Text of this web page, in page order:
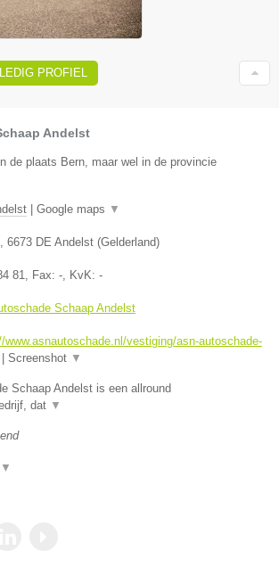
PROFIEL
Andelst
de plaats Bern, maar wel in de provincie
| Google maps ▼
6673 DE Andelst (Gelderland)
81 , Fax: - , KvK: -
Schaap Andelst
www.asnautoschade.nl/vestiging/asn-autoschade-
| Screenshot ▼
Schaap Andelst is een allround
dat ▼
▼